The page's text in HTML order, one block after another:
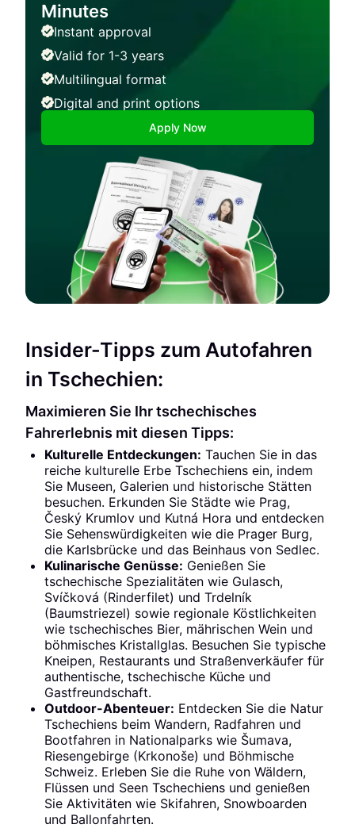
Minutes
Instant approval
Valid for 1-3 years
Multilingual format
Digital and print options
Apply Now
Insider-Tipps zum Autofahren
in Tschechien:
Maximieren Sie Ihr tschechisches
Fahrerlebnis mit diesen Tipps:
Kulturelle Entdeckungen: Tauchen Sie in das
reiche kulturelle Erbe Tschechiens ein, indem
Sie Museen, Galerien und historische Stätten
besuchen. Erkunden Sie Städte wie Prag,
Český Krumlov und Kutná Hora und entdecken
Sie Sehenswürdigkeiten wie die Prager Burg,
die Karlsbrücke und das Beinhaus von Sedlec.
Kulinarische Genüsse: Genießen Sie
tschechische Spezialitäten wie Gulasch,
Svíčková (Rinderfilet) und Trdelník
(Baumstriezel) sowie regionale Köstlichkeiten
wie tschechisches Bier, mährischen Wein und
böhmisches Kristallglas. Besuchen Sie typische
Kneipen, Restaurants und Straßenverkäufer für
authentische, tschechische Küche und
Gastfreundschaft.
Outdoor-Abenteuer: Entdecken Sie die Natur
Tschechiens beim Wandern, Radfahren und
Bootfahren in Nationalparks wie Šumava,
Riesengebirge (Krkonoše) und Böhmische
Schweiz. Erleben Sie die Ruhe von Wäldern,
Flüssen und Seen Tschechiens und genießen
Sie Aktivitäten wie Skifahren, Snowboarden
und Ballonfahrten.